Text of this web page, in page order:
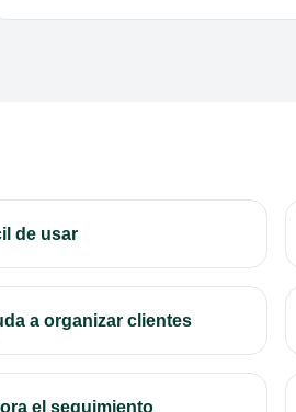
de usar
a organizar clientes
el seguimiento